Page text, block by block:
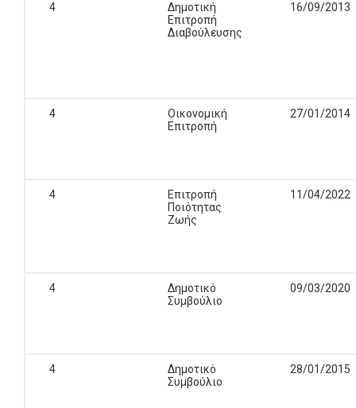
4
Δημοτική
Επιτροπή
Διαβούλευσης
16/09/2013
4
Οικονομική
Επιτροπή
27/01/2014
4
Επιτροπή
Ποιότητας
Ζωής
11/04/2022
4
Δημοτικό
Συμβούλιο
09/03/2020
4
Δημοτικό
Συμβούλιο
28/01/2015